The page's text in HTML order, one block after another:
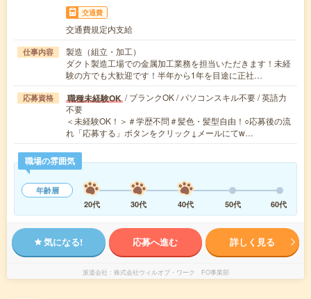
交通費
交通費規定内支給
仕事内容
製造（組立・加工）
ダクト製造工場での金属加工業務を担当いただきます！未経
験の方でも大歓迎です！半年から1年を目途に正社…
応募資格 職種未経験OK / ブランクOK / パソコンスキル不要 / 英語力
不要
＜未経験OK！＞＃学歴不問＃髪色・髪型自由！○応募後の流
れ「応募する」ボタンをクリック↓メールにてw…
職場の雰囲気
年齢層
20代
30代 40代 50代 60代
気になる! 応募へ進む 詳しく見る
派遣会社 株式会社ウィルオブ・ワーク FO事業部